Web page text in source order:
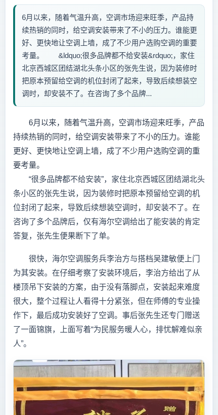
6月以来，随着气温升高，空调市场迎来旺季，产品持
续热销的同时，给空调安装带来了不小的压力。谁能更
好、更快地让空调上墙，成了不少用户选购空调的重要
考量。 &ldquo;很多品牌都不给安装&rdquo;，家住
北京西城区团结湖北头条小区的张先生说，因为装修时
把原本预留给空调的机位封闭了起来，导致后续想装空
调时，却安装不了。在咨询了多个品牌...
6月以来，随着气温升高，空调市场迎来旺季，产品
持续热销的同时，给空调安装带来了不小的压力。谁能
更好、更快地让空调上墙，成了不少用户选购空调的重
要考量。
“很多品牌都不给安装”，家住北京西城区团结湖北头
条小区的张先生说，因为装修时把原本预留给空调的机
位封闭了起来，导致后续想装空调时，却安装不了。在
咨询了多个品牌后，仅有海尔空调给出了能安装的肯定
答复，张先生便果断下了单。
很快，海尔空调服务兵李治方与搭档吴建敏便上门
为其安装。在仔细考察了安装环境后，李治方给出了从
楼顶吊下安装的方案，由于没有落脚点，安装起来难度
很大，整个过程让人看得十分紧张，但在师傅的专业操
作下，最后成功安装好了空调。事后张先生还专门赠送
了一面锦旗，上面写着“为民服务暖人心，排忧解难似亲
人”。